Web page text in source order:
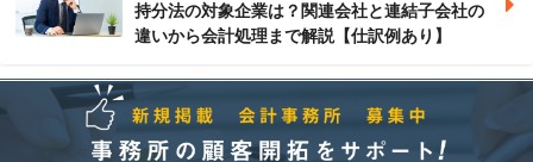
持分法の対象企業は？関連会社と連結子会社の
違いから会計処理まで解説【仕訳例あり】